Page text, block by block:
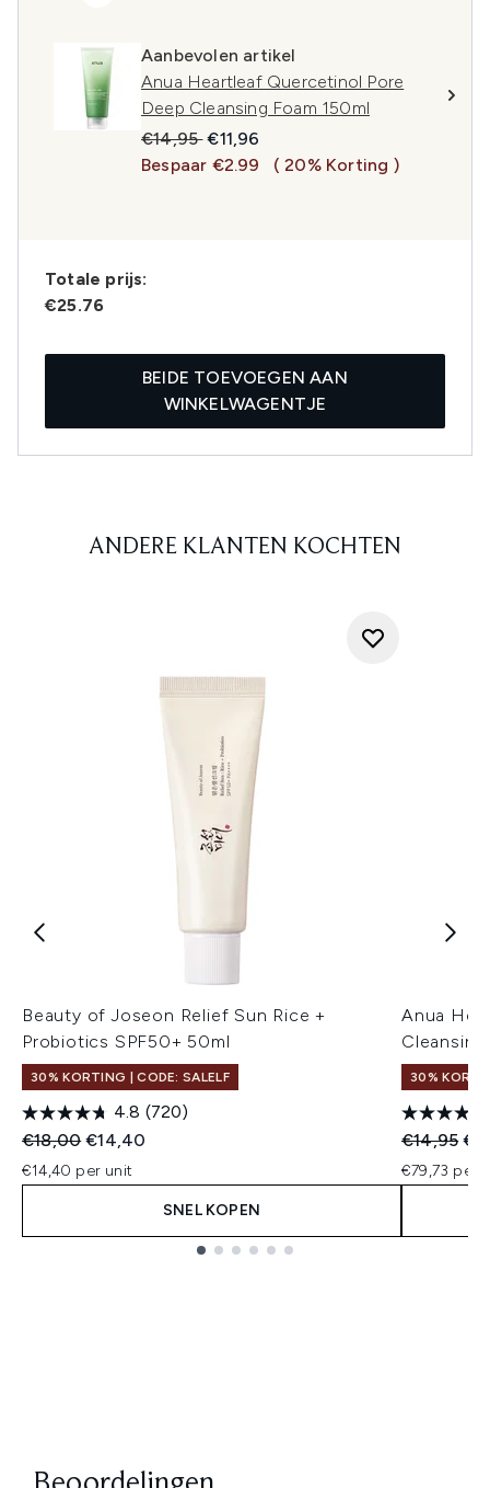
Aanbevolen artikel
Anua Heartleaf Quercetinol Pore
Deep Cleansing Foam 150ml
Recommended Retail Price:
€14,95Huidige prijs:
€11,96
Bespaar €2.99
( 20% Korting )
Totale prijs:
€25.76
BEIDE TOEVOEGEN AAN
WINKELWAGENTJE
ANDERE KLANTEN KOCHTEN
Beauty of Joseon Relief Sun Rice +
Probiotics SPF50+ 50ml
30% KORTING | CODE: SALELF
4.8 (720)
Recommended Retail Price:
€18,00Huidige prijs:
€14,40
€14,40 per unit
SNEL KOPEN
Anua
30%
€14,95
€79,73 per L